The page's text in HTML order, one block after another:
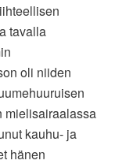
tavalla
oli niiden
mielisairaalassa
kauhu- ja
hänen